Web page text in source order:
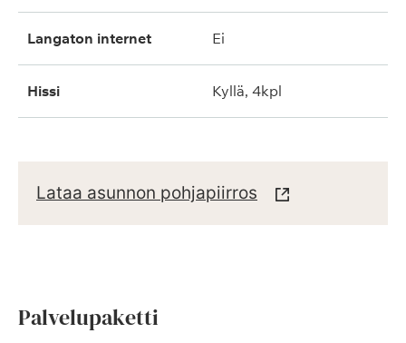
langaton internet ei
hissi kyllä, 4kpl
Lataa asunnon pohjapiirros
Palvelupaketti